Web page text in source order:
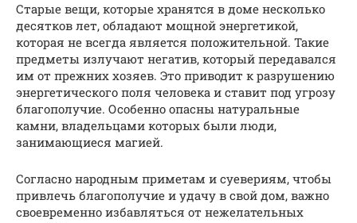
Старые вещи, которые хранятся в доме несколько
десятков лет, обладают мощной энергетикой,
которая не всегда является положительной. Такие
предметы излучают негатив, который передавался
им от прежних хозяев. Это приводит к разрушению
энергетического поля человека и ставит под угрозу
благополучие. Особенно опасны натуральные
камни, владельцами которых были люди,
занимающиеся магией.
Согласно народным приметам и суевериям, чтобы
привлечь благополучие и удачу в свой дом, важно
своевременно избавляться от нежелательных